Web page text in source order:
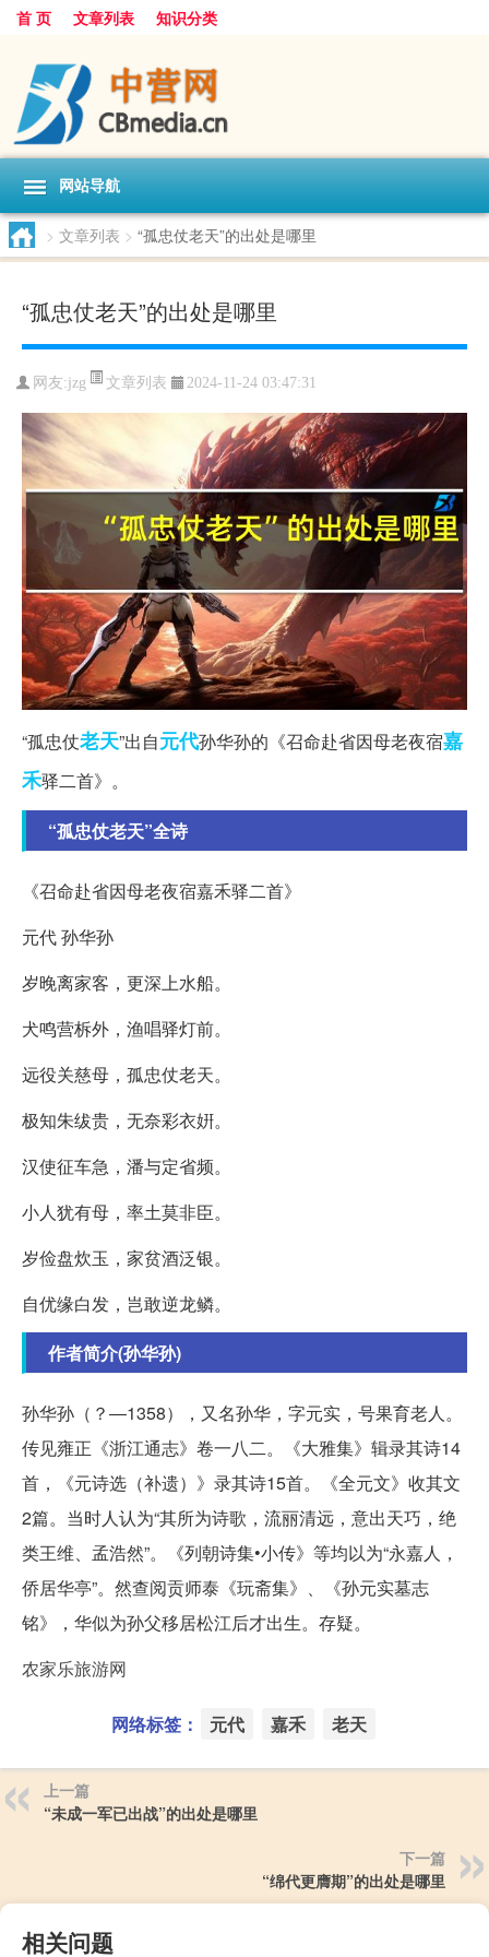
首 页 文章列表 知识分类
网站导航
> 文章列表 > “孤忠仗老天”的出处是哪里
“孤忠仗老天”的出处是哪里
网友:jzg 文章列表 2024-11-24 03:47:31
“孤忠仗老天”出自元代孙华孙的《召命赴省因母老夜宿嘉
禾驿二首》。
“孤忠仗老天”全诗
《召命赴省因母老夜宿嘉禾驿二首》
元代 孙华孙
岁晚离家客，更深上水船。
犬鸣营柝外，渔唱驿灯前。
远役关慈母，孤忠仗老天。
极知朱绂贵，无奈彩衣姸。
汉使征车急，潘与定省频。
小人犹有母，率土莫非臣。
岁俭盘炊玉，家贫酒泛银。
自优缘白发，岂敢逆龙鳞。
作者简介(孙华孙)
孙华孙（？―1358），又名孙华，字元实，号果育老人。
传见雍正《浙江通志》卷一八二。《大雅集》辑录其诗14
首，《元诗选（补遗）》录其诗15首。《全元文》收其文
2篇。当时人认为“其所为诗歌，流丽清远，意出天巧，绝
类王维、孟浩然”。《列朝诗集•小传》等均以为“永嘉人，
侨居华亭”。然查阅贡师泰《玩斋集》、《孙元实墓志
铭》，华似为孙父移居松江后才出生。存疑。
农家乐旅游网
网络标签： 元代 嘉禾 老天
上一篇
“未成一军已出战”的出处是哪里
下一篇
“绵代更膺期”的出处是哪里
相关问题